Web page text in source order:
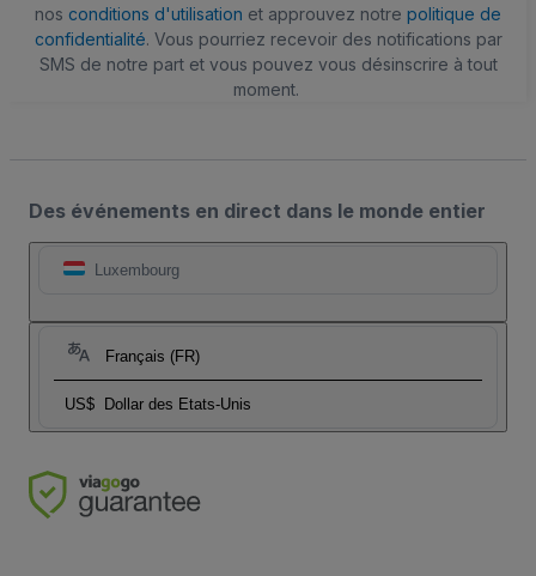
nos conditions d'utilisation et approuvez notre politique de
confidentialité. Vous pourriez recevoir des notifications par
SMS de notre part et vous pouvez vous désinscrire à tout
moment.
Des événements en direct dans le monde entier
Luxembourg
Français (FR)
US$ Dollar des Etats-Unis